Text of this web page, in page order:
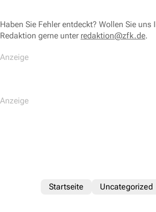
Haben Sie Fehler entdeckt? Wollen Sie
Redaktion gerne unter redaktion@zfk.de.
Startseite Uncategorized